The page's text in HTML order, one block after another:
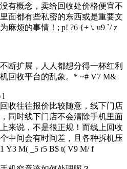
有概念，卖给回收处价格便宜不
面都有些私密的东西或是重要文
麻烦的事情！ ; p! ?6 {+ \. u9 `/ z
扩展，人人都想分得一杯红利
回收平台的乱象。 * ~# V7 M&
l
往往报价比较随意，线下门店
同时线下门店不会清除手机里面
来说，不是很正规！而线上回收
中间会有时间差，且各种拆机压
1 Y3 M( _5 r5 B$ t( V9 M/ f